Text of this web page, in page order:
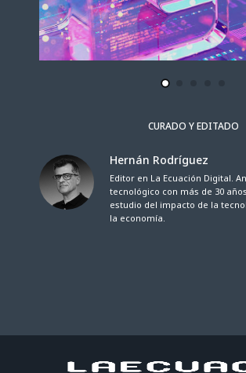
CURADO Y EDITADO
Hernán Rodríguez
Editor en La Ecuación Digital.
tecnológico con más de 30
estudio del impacto de la
la economía.